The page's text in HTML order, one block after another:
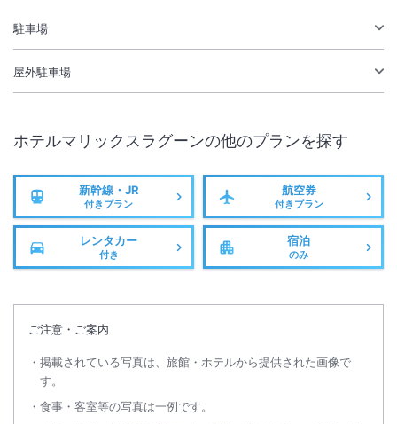
施設からのお知らせ
駐車料金２０２４年８月１日より１，０００円
駐車場
屋外駐車場
ホテルマリックスラグーンの他のプランを探す
新幹線・JR
付きプラン
航空券
付きプラン
レンタカー
付き
宿泊
のみ
ご注意・ご案内
掲載されている写真は、旅館・ホテルから提供された画像で
す。
食事・客室等の写真は一例です。